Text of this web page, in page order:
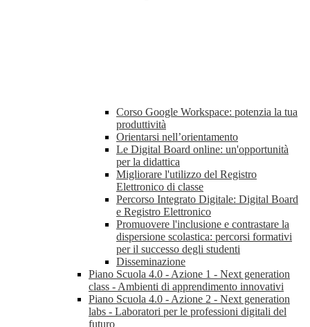
Corso Google Workspace: potenzia la tua
produttività
Orientarsi nell’orientamento
Le Digital Board online: un'opportunità
per la didattica
Migliorare l'utilizzo del Registro
Elettronico di classe
Percorso Integrato Digitale: Digital Board
e Registro Elettronico
Promuovere l'inclusione e contrastare la
dispersione scolastica: percorsi formativi
per il successo degli studenti
Disseminazione
Piano Scuola 4.0 - Azione 1 - Next generation
class - Ambienti di apprendimento innovativi
Piano Scuola 4.0 - Azione 2 - Next generation
labs - Laboratori per le professioni digitali del
futuro